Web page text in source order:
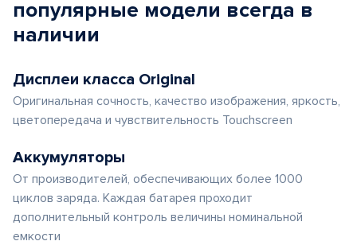
популярные модели всегда в
наличии
Дисплеи класса Original
Оригинальная сочность, качество изображения, яркость,
цветопередача и чувствительность Touchscreen
Аккумуляторы
От производителей, обеспечивающих более 1000
циклов заряда. Каждая батарея проходит
дополнительный контроль величины номинальной
емкости